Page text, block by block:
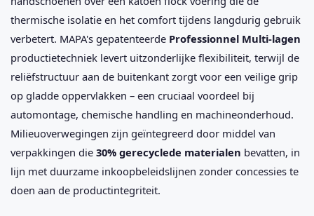
thermische isolatie en het comfort tijdens langdurig gebruik
verbetert. MAPA's gepatenteerde Professionnel Multi-lagen
productietechniek levert uitzonderlijke flexibiliteit, terwijl de
reliëfstructuur aan de buitenkant zorgt voor een veilige grip
op gladde oppervlakken – een cruciaal voordeel bij
automontage, chemische handling en machineonderhoud.
Milieuoverwegingen zijn geïntegreerd door middel van
verpakkingen die 30% gerecyclede materialen bevatten, in
lijn met duurzame inkoopbeleidslijnen zonder concessies te
doen aan de productintegriteit.